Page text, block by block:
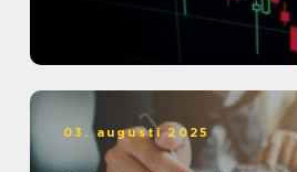
03. augusti 2025